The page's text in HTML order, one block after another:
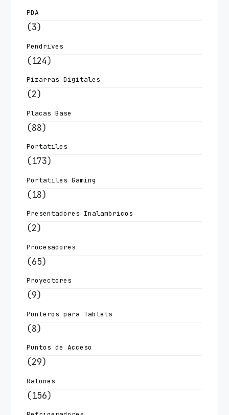
PDA
(3)
Pendrives
(124)
Pizarras Digitales
(2)
Placas Base
(88)
Portatiles
(173)
Portatiles Gaming
(18)
Presentadores Inalambricos
(2)
Procesadores
(65)
Proyectores
(9)
Punteros para Tablets
(8)
Puntos de Acceso
(29)
Ratones
(156)